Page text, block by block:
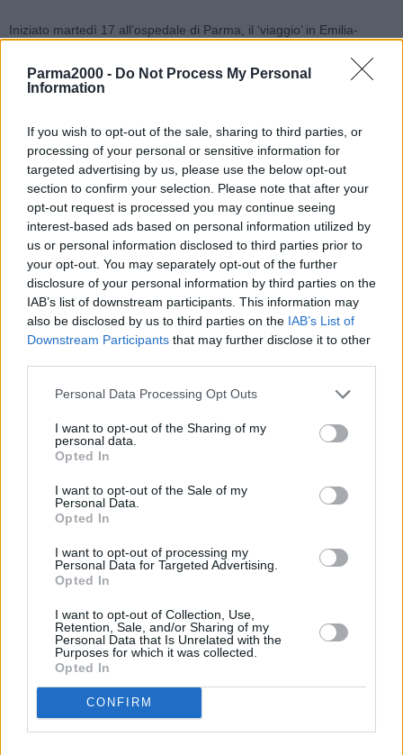
Parma2000 - Do Not Process My Personal
Information
If you wish to opt-out of the sale, sharing to third parties, or
processing of your personal or sensitive information for
targeted advertising by us, please use the below opt-out
section to confirm your selection. Please note that after your
opt-out request is processed you may continue seeing
interest-based ads based on personal information utilized by
us or personal information disclosed to third parties prior to
your opt-out. You may separately opt-out of the further
disclosure of your personal information by third parties on the
IAB’s list of downstream participants. This information may
also be disclosed by us to third parties on the IAB’s List of
Downstream Participants that may further disclose it to other
Personal Data Processing Opt Outs
I want to opt-out of the Sharing of my
personal data.
Opted In
I want to opt-out of the Sale of my
Personal Data.
Opted In
I want to opt-out of processing my
Personal Data for Targeted Advertising.
Opted In
I want to opt-out of Collection, Use,
Retention, Sale, and/or Sharing of my
Personal Data that Is Unrelated with the
Purposes for which it was collected.
Opted In
CONFIRM
Iniziato martedì 17 all’ospedale di Parma, il ‘viaggio’ in Emilia-
Ferrara e Bologna.
presidente, Stefano Bonaccini, e dall’assessore alle Politiche per la
salute, Raffaele Donini. In collegamento, il direttore dell’’Unità per il
completamento della campagna vaccinale e per l’adozione di altre
misure di contrasto alla pandemia’, generale Tommaso Petroni.
“In questi giorni- hanno sottolineato Bonaccini e Donini- abbiamo
potuto mostrare gli interventi realizzati dalla Regione insieme alle
Aziende sanitarie e ospedaliere per rispondere alla crisi
pandemica, una crisi che ci ha colpiti duramente, a cui abbiamo
risposto dando prova di resilienza e di grande organizzazione del
e grazie all’unità delle istituzioni”.
“Abbiamo interpretato in maniera adeguata la vaccinazione-
concludono presidente e assessore- sotto la direzione della
Struttura commissariale, che ci ha consentito anche nei momenti in
cui la circolazione è stata particolarmente alta, di non mandare in
crisi la rete ospedaliera. Ora siamo pronti a guardare avanti con
fiducia, facendoci carico delle sfide della sanità post Covid”.
Il punto della situazione in Emilia-Romagna
In Emilia-Romagna al 30 aprile scorso sono stati allestiti 165 nuovi
posti in terapia intensiva e 230 in terapia subintensiva, per un
investimento complessivo di quasi 68,9 milioni di euro, portato a
termine nonostante le inevitabili difficoltà legate all’emergenza